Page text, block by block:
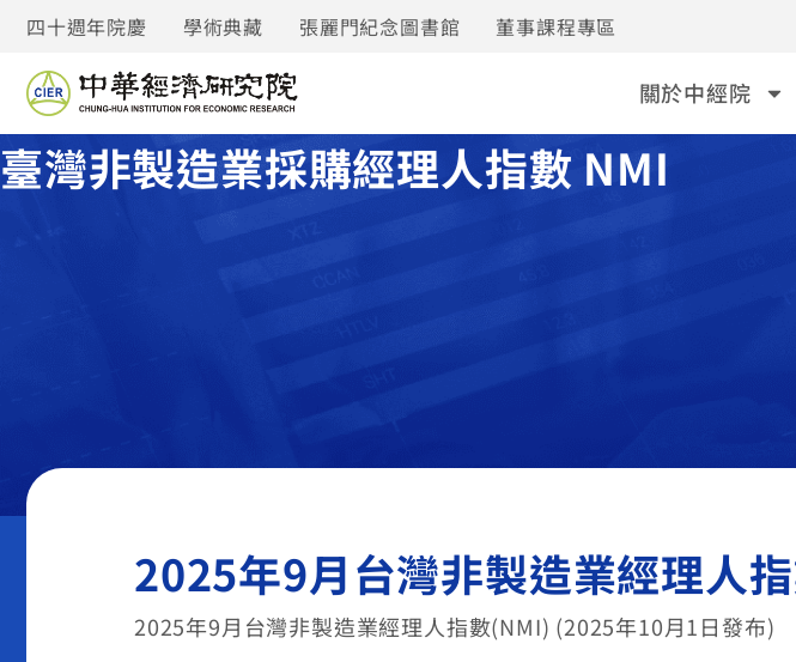
四十週年院慶 學術典藏 張麗門紀念圖書館 董事課程專區
關於中經院
臺灣非製造業採購經理人指數 NMI
2025年9月台灣非製造業經理人
2025年9月台灣非製造業經理人指數(NMI) (2025年10月1日發布)